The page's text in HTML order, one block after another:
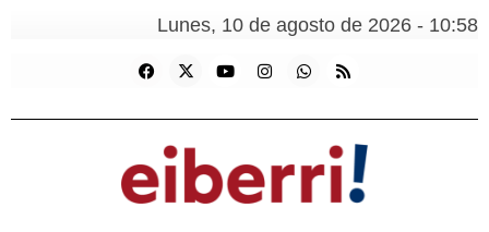
Lunes, 10 de agosto de 2026 - 10:58